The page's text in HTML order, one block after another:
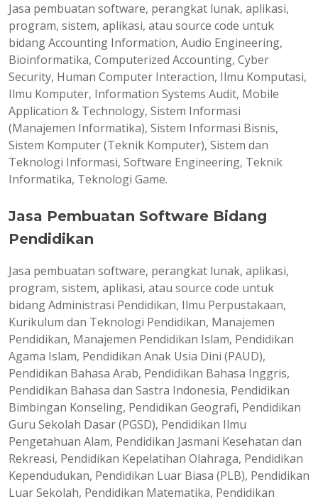
Jasa pembuatan software, perangkat lunak, aplikasi,
program, sistem, aplikasi, atau source code untuk
bidang Accounting Information, Audio Engineering,
Bioinformatika, Computerized Accounting, Cyber
Security, Human Computer Interaction, Ilmu Komputasi,
Ilmu Komputer, Information Systems Audit, Mobile
Application & Technology, Sistem Informasi
(Manajemen Informatika), Sistem Informasi Bisnis,
Sistem Komputer (Teknik Komputer), Sistem dan
Teknologi Informasi, Software Engineering, Teknik
Informatika, Teknologi Game.
Jasa Pembuatan Software Bidang
Pendidikan
Jasa pembuatan software, perangkat lunak, aplikasi,
program, sistem, aplikasi, atau source code untuk
bidang Administrasi Pendidikan, Ilmu Perpustakaan,
Kurikulum dan Teknologi Pendidikan, Manajemen
Pendidikan, Manajemen Pendidikan Islam, Pendidikan
Agama Islam, Pendidikan Anak Usia Dini (PAUD),
Pendidikan Bahasa Arab, Pendidikan Bahasa Inggris,
Pendidikan Bahasa dan Sastra Indonesia, Pendidikan
Bimbingan Konseling, Pendidikan Geografi, Pendidikan
Guru Sekolah Dasar (PGSD), Pendidikan Ilmu
Pengetahuan Alam, Pendidikan Jasmani Kesehatan dan
Rekreasi, Pendidikan Kepelatihan Olahraga, Pendidikan
Kependudukan, Pendidikan Luar Biasa (PLB), Pendidikan
Luar Sekolah, Pendidikan Matematika, Pendidikan